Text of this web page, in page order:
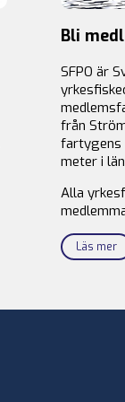
Bli
SFPO är
från
fartygens
meter i
Alla
Läs mer